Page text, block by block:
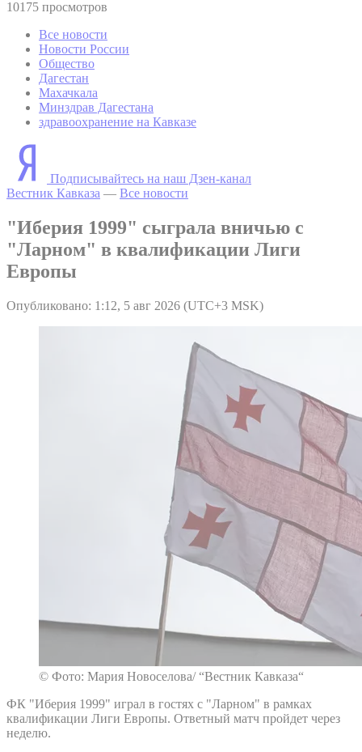
10175 просмотров
Все новости
Новости России
Общество
Дагестан
Махачкала
Минздрав Дагестана
здравоохранение на Кавказе
Подписывайтесь на наш Дзен-канал
Вестник Кавказа — Все новости
"Иберия 1999" сыграла вничью с
"Ларном" в квалификации Лиги
Европы
Опубликовано: 1:12, 5 авг 2026 (UTC+3 MSK)
© Фото: Мария Новоселова/ “Вестник Кавказа“
ФК "Иберия 1999" играл в гостях с "Ларном" в рамках
квалификации Лиги Европы. Ответный матч пройдет через
неделю.